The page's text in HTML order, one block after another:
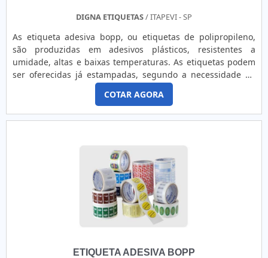
DIGNA ETIQUETAS/ ITAPEVI - SP
As etiqueta adesiva bopp, ou etiquetas de polipropileno,
são produzidas em adesivos plásticos, resistentes a
umidade, altas e baixas temperaturas. As etiquetas podem
ser oferecidas já estampadas, segundo a necessidade do
cliente, ou podem ser fornecidas em rolos em branco para a
impressão térmica. Geralmente são encontradas nas cores
branca e transparente, com possibilidade de serem
brilhantes ou foscas.Demanda de etiquetas resistentes
extintores; Indústrias químicas; Hospitais; Componentes
eletrônicos; Indústrias de alimentos.Sobre a etiqueta
adesiva boppÉ importante ressaltar a necessidade de se
imprimir etiqueta adesiva bopp em impressoras térmicas,
pois este modelo de rótulo não apresentará o mesmo
desempenho e o principal benefício e resistência apontado,
se for estampada em uma impressora comum. Recomenda-
de série, rótulos de produtos congelados, embalagens
COTAR AGORA
ETIQUETA ADESIVA BOPP